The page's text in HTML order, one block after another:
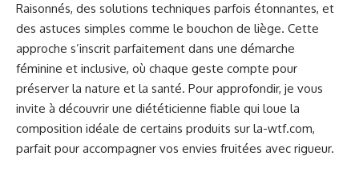
Raisonnés, des solutions techniques parfois étonnantes, et
des astuces simples comme le bouchon de liège. Cette
approche s’inscrit parfaitement dans une démarche
féminine et inclusive, où chaque geste compte pour
préserver la nature et la santé. Pour approfondir, je vous
invite à découvrir une diététicienne fiable qui loue la
composition idéale de certains produits sur la-wtf.com,
parfait pour accompagner vos envies fruitées avec rigueur.